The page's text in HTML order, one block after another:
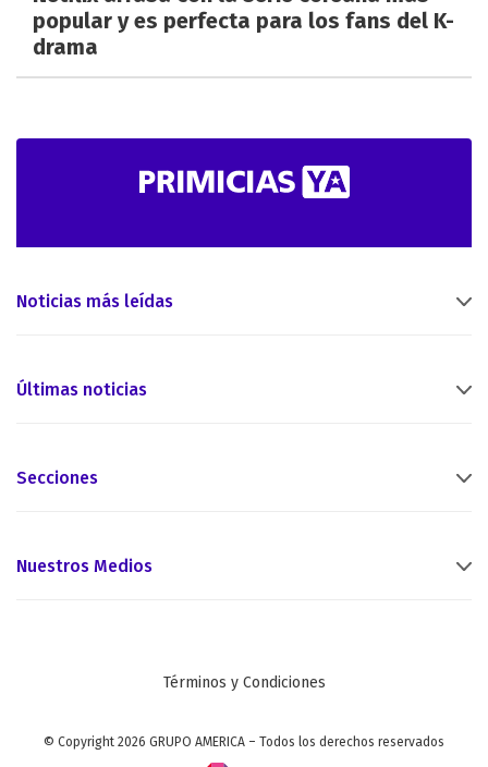
popular y es perfecta para los fans del K-
drama
Noticias más leídas
Últimas noticias
Secciones
Nuestros Medios
Términos y Condiciones
© Copyright 2026 GRUPO AMERICA – Todos los derechos reservados